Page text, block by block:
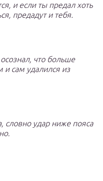
и если ты предал хоть
предадут и тебя.
что больше
и сам удалился из
словно удар ниже пояса